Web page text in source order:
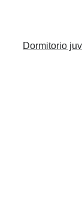
Dormitorio